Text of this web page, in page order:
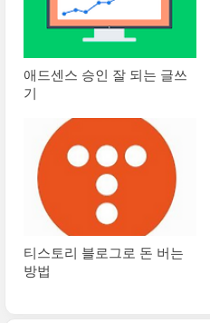
애드센스 승인 잘 되는 글쓰
기
티스토리 블로그로 돈 버는
방법